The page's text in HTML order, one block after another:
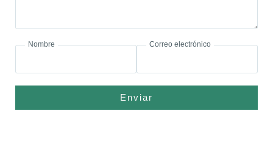
Nombre Correo electrónico
Enviar